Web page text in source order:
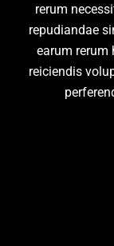
rerum
repudiandae
earum rerum
reiciendis